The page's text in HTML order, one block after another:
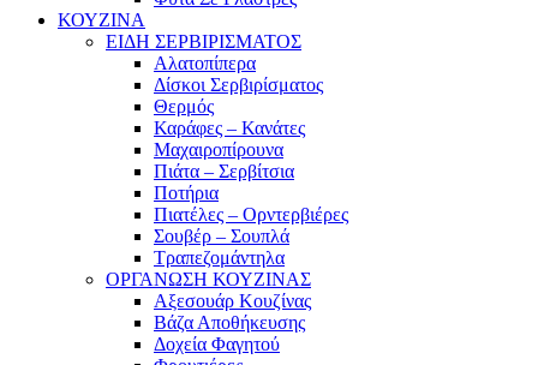
ΚΟΥΖΙΝΑ
ΕΙΔΗ ΣΕΡΒΙΡΙΣΜΑΤΟΣ
Αλατοπίπερα
Δίσκοι Σερβιρίσματος
Θερμός
Καράφες – Κανάτες
Μαχαιροπίρουνα
Πιάτα – Σερβίτσια
Ποτήρια
Πιατέλες – Ορντερβιέρες
Σουβέρ – Σουπλά
Τραπεζομάντηλα
ΟΡΓΑΝΩΣΗ ΚΟΥΖΙΝΑΣ
Αξεσουάρ Κουζίνας
Βάζα Αποθήκευσης
Δοχεία Φαγητού